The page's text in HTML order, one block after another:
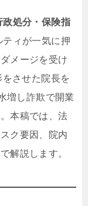
政処分・保険指
ィが一気に押
メージを受け
させた院長を
増し詐欺で開業
本稿では、法
ク要因、院内
解説します。